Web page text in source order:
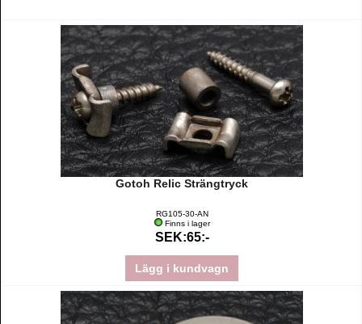
Gotoh Relic Strängtryck
RG105-30-AN
Finns i lager
SEK:65:-
Lägg i kundvagn